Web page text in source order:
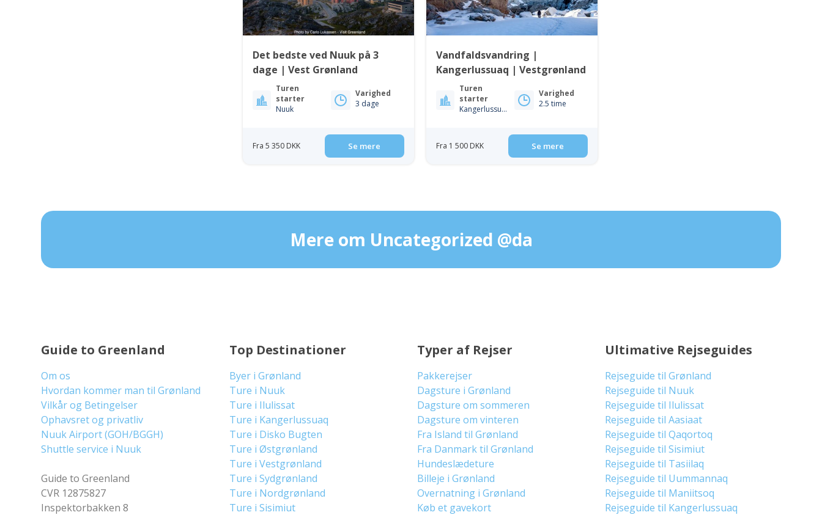
Det bedste ved Nuuk på 3
dage | Vest Grønland
Turen
starter
Nuuk
Varighed
3 dage
Fra 5 350 DKK Se mere
Vandfaldsvandring |
Kangerlussuaq | Vestgrønland
Turen
starter
Kangerlussuaq
Varighed
2.5 time
Fra 1 500 DKK Se mere
Mere om Uncategorized @da
Guide to Greenland
Om os
Hvordan kommer man til Grønland
Vilkår og Betingelser
Ophavsret og privatliv
Nuuk Airport (GOH/BGGH)
Shuttle service i Nuuk
Guide to Greenland
CVR 12875827
Inspektorbakken 8
Top Destinationer
Byer i Grønland
Ture i Nuuk
Ture i Ilulissat
Ture i Kangerlussuaq
Ture i Disko Bugten
Ture i Østgrønland
Ture i Vestgrønland
Ture i Sydgrønland
Ture i Nordgrønland
Ture i Sisimiut
Typer af Rejser
Pakkerejser
Dagsture i Grønland
Dagsture om sommeren
Dagsture om vinteren
Fra Island til Grønland
Fra Danmark til Grønland
Hundeslædeture
Billeje i Grønland
Overnatning i Grønland
Køb et gavekort
Ultimative Rejseguides
Rejseguide til Grønland
Rejseguide til Nuuk
Rejseguide til Ilulissat
Rejseguide til Aasiaat
Rejseguide til Qaqortoq
Rejseguide til Sisimiut
Rejseguide til Tasiilaq
Rejseguide til Uummannaq
Rejseguide til Maniitsoq
Rejseguide til Kangerlussuaq